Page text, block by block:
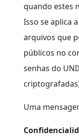
quando estes
Isso se aplica
arquivos que
públicos no
senhas do
Uma